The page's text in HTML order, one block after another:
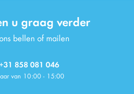
u graag verder
bellen of mailen
858 081 046
van 10:00 - 15:00